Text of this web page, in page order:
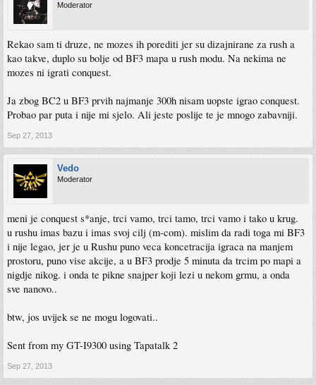
Moderator
Rekao sam ti druze, ne mozes ih porediti jer su dizajnirane za rush a
kao takve, duplo su bolje od BF3 mapa u rush modu. Na nekima ne
mozes ni igrati conquest.
Ja zbog BC2 u BF3 prvih najmanje 300h nisam uopste igrao conquest.
Probao par puta i nije mi sjelo. Ali jeste poslije te je mnogo zabavniji.
Sep 27, 2013
Vedo
Moderator
meni je conquest s*anje, trci vamo, trci tamo, trci vamo i tako u krug.
u rushu imas bazu i imas svoj cilj (m-com). mislim da radi toga mi BF3
i nije legao, jer je u Rushu puno veca koncetracija igraca na manjem
prostoru, puno vise akcije, a u BF3 prodje 5 minuta da trcim po mapi a
nigdje nikog. i onda te pikne snajper koji lezi u nekom grmu, a onda
sve nanovo..
btw, jos uvijek se ne mogu logovati..
Sent from my GT-I9300 using Tapatalk 2
Sep 27, 2013